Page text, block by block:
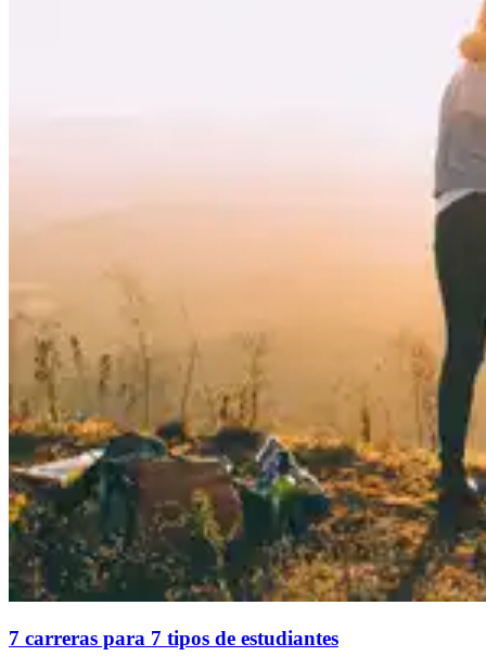
7 carreras para 7 tipos de estudiantes